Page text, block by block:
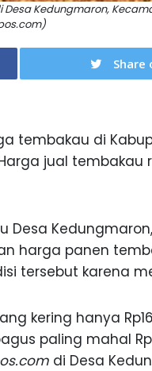
Kedungmaron,
tembakau di
jual tembakau
Desa
harga panen
tersebut karena
kering hanya
paling mahal
di Desa